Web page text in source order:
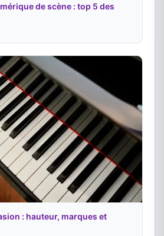
de scène : top 5 des
: hauteur, marques et